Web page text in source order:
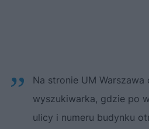
Na stronie UM Warszawa
wyszukiwarka, gdzie po
ulicy i numeru budynku